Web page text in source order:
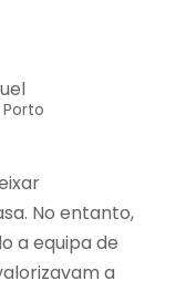
Porto
No entanto,
a equipa de
a